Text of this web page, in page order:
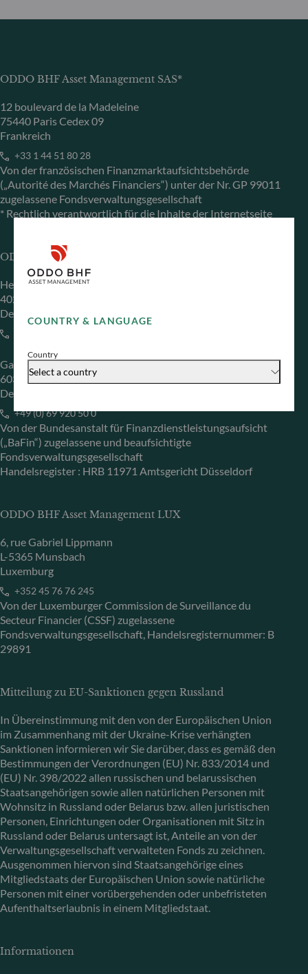
COUNTRY & LANGUAGE
Country
Select a country
ODDO BHF Asset Management SAS*
12 boulevard de la Madeleine
75440 Paris Cedex 09
Frankreich
+33 1 44 51 80 28
Von der französischen Finanzmarktaufsichtsbehörde
(„Autorité des Marchés Financiers“) unter der Nr. GP 99011
zugelassene Fondsverwaltungsgesellschaft
* Rechtlich verantwortlich für die Inhalte der Internetseite
ODDO BHF Asset Management GmbH
Herzogstraße 15
40217 Düsseldorf
Deutschland
Gallusanlage 8
60329 Frankfurt am Main
Deutschland
+49 (0) 69 920 50 0
Von der Bundesanstalt für Finanzdienstleistungsaufsicht
(„BaFin“) zugelassene und beaufsichtigte
Fondsverwaltungsgesellschaft
Handelsregister : HRB 11971 Amtsgericht Düsseldorf
ODDO BHF Asset Management LUX
6, rue Gabriel Lippmann
L-5365 Munsbach
Luxemburg
+352 45 76 76 245
Von der Luxemburger Commission de Surveillance du
Secteur Financier (CSSF) zugelassene
Fondsverwaltungsgesellschaft, Handelsregisternummer: B
29891
Mitteilung zu EU-Sanktionen gegen Russland
In Übereinstimmung mit den von der Europäischen Union
im Zusammenhang mit der Ukraine-Krise verhängten
Sanktionen informieren wir Sie darüber, dass es gemäß den
Bestimmungen der Verordnungen (EU) Nr. 833/2014 und
(EU) Nr. 398/2022 allen russischen und belarussischen
Staatsangehörigen sowie allen natürlichen Personen mit
Wohnsitz in Russland oder Belarus bzw. allen juristischen
Personen, Einrichtungen oder Organisationen mit Sitz in
Russland oder Belarus untersagt ist, Anteile an von der
Verwaltungsgesellschaft verwalteten Fonds zu zeichnen.
Ausgenommen hiervon sind Staatsangehörige eines
Mitgliedstaats der Europäischen Union sowie natürliche
Personen mit einer vorübergehenden oder unbefristeten
Aufenthaltserlaubnis in einem Mitgliedstaat.
Informationen